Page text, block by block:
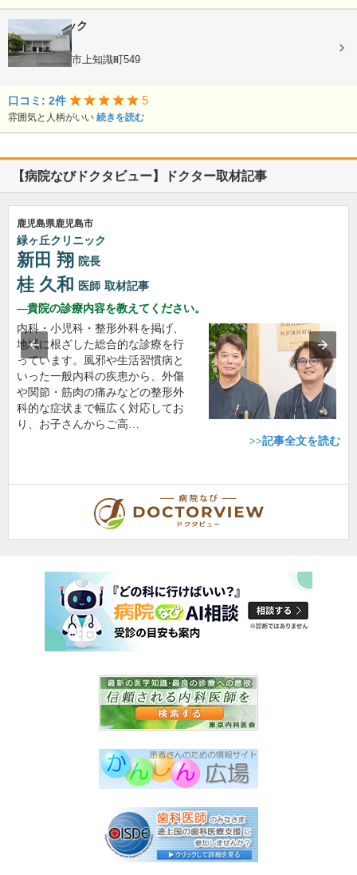
福田クリニック
内科
鹿児島県出水市上知識町549
口コミ: 2件 5
雰囲気と人柄がいい 続きを読む
【病院なびドクタビュー】ドクター取材記事
鹿児島県鹿児島市
緑ヶ丘クリニック
新田 翔 院長
桂 久和 医師 取材記事
貴院の診療内容を教えてください。
内科・小児科・整形外科を掲げ、
地域に根ざした総合的な診療を行
っています。風邪や生活習慣病と
いった一般内科の疾患から、外傷
や関節・筋肉の痛みなどの整形外
科的な症状まで幅広く対応してお
り、お子さんからご高…
>>記事全文を読む